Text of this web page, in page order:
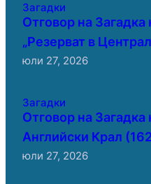
Загадки
Отговор на
„Резерват в
юли 27, 2026
Загадки
Отговор на
Английски Крал
юли 27, 2026